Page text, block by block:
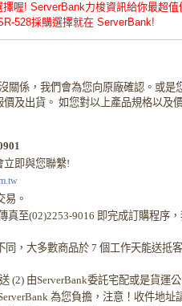
喔! ServerBank力梭資訊給你最超
528採購選擇就在 ServerBank!
關係，我們會為您向原廠確認。或是
及出貨。 如您對以上產品規格以及
立即與您聯繫!
易。
真至(02)2253-9016 即完成訂購程序
，大多數商品於 7 個工作天能送抵
(2) 由ServerBank委託宅配或是貨運
為您負擔，注意！收件地址